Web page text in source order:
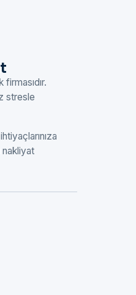
stresle
nakliyat